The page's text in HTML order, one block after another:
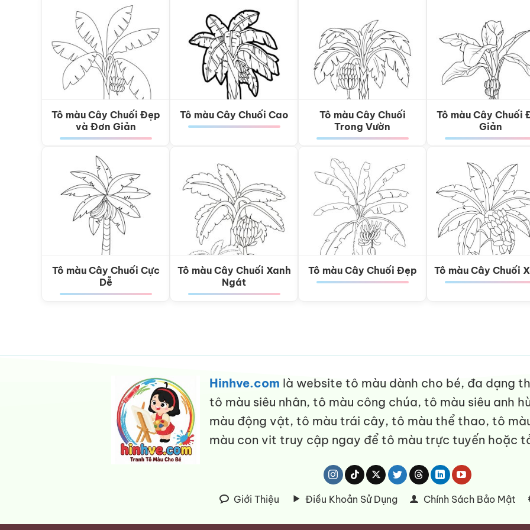
Tô màu Cây Chuối Đẹp
và Đơn Giản
Tô màu Cây Chuối Cao
Tô màu Cây Chuối
Trong Vườn
Tô màu Cây Chuối
Giản
Tô màu Cây Chuối Cực
Dễ
Tô màu Cây Chuối Xanh
Ngát
Tô màu Cây Chuối Đẹp Tô màu Cây Chuối
Hinhve.com là website tô màu dành cho bé, đa dạng
tô màu siêu nhân, tô màu công chúa, tô màu siêu anh
màu động vật, tô màu trái cây, tô màu thể thao, tô
màu con vit truy cập ngay để tô màu trực tuyến hoặc
Giới Thiệu Điều Khoản Sử Dụng Chính Sách Bảo Mật